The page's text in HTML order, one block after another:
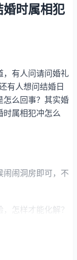
时属相犯
，有人问请问婚礼
有人想问结婚日
怎么回事？其实婚
时属相犯冲怎么
闹闹洞房即可，不
怎样才能化解？